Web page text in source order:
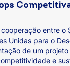
entre o
Unidas para o
de um
e